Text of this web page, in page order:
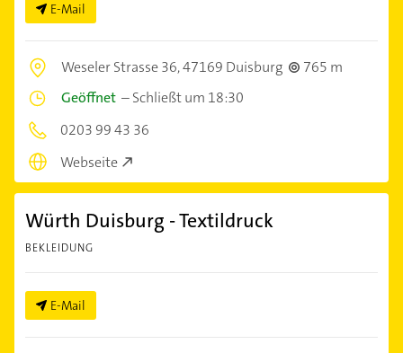
E-Mail
Weseler Strasse 36,47169 Duisburg
765 m
Geöffnet –Schließt um 18:30
0203 99 43 36
Webseite
Würth Duisburg - Textildruck
BEKLEIDUNG
E-Mail